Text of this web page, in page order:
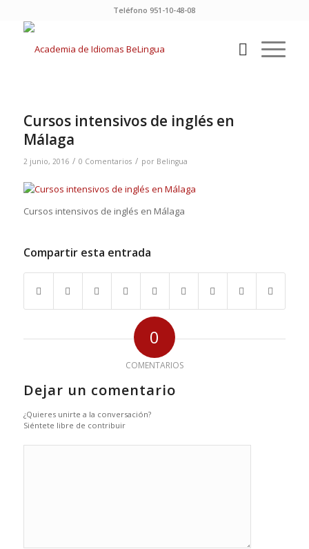
Teléfono 951-10-48-08
Cursos intensivos de inglés en
Málaga
2 junio, 2016 / 0 Comentarios / por Belingua
Cursos intensivos de inglés en Málaga
Compartir esta entrada
0
COMENTARIOS
Dejar un comentario
¿Quieres unirte a la conversación?
Siéntete libre de contribuir